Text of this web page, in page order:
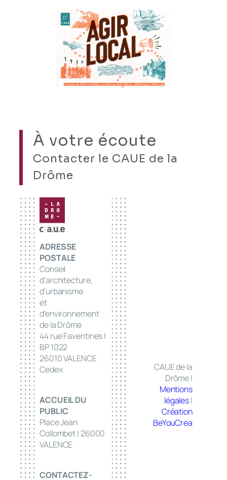
À votre écoute
Contacter le CAUE de la
Drôme
ADRESSE
POSTALE
Conseil
d’architecture,
d’urbanisme
et
d’environnement
de la Drôme
44 rue Faventines |
BP 1022
26010 VALENCE
Cedex
ACCUEIL DU
PUBLIC
Place Jean
Collombet | 26000
VALENCE
CONTACTEZ-
CAUE de la
Drôme |
Mentions
légales|
Création
BeYouCrea